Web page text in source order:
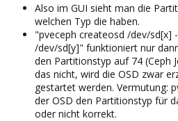
Also im GUI sieht man die
welchen Typ die haben.
"pveceph createosd /dev/sd[x]
/dev/sd[y]" funktioniert nur
den Partitionstyp auf 74 (Ceph
das nicht, wird die OSD zwar
gestartet werden. Vermutung:
der OSD den Partitionstyp für
oder nicht korrekt.